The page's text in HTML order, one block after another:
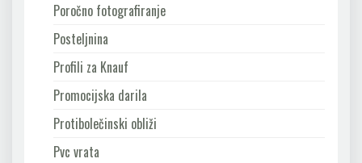
Poročno fotografiranje
Posteljnina
Profili za Knauf
Promocijska darila
Protibolečinski obliži
Pvc vrata